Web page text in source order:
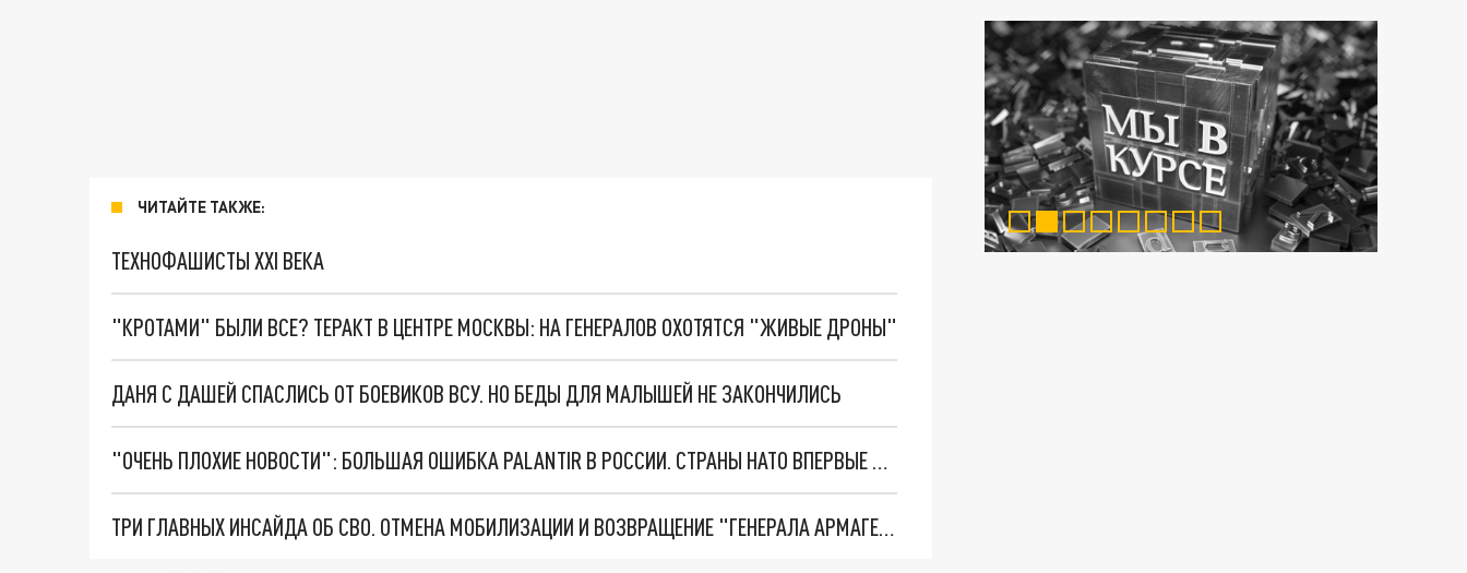
ЧИТАЙТЕ ТАКЖЕ:
ТЕХНОФАШИСТЫ XXI ВЕКА
"КРОТАМИ" БЫЛИ ВСЕ? ТЕРАКТ В ЦЕНТРЕ МОСКВЫ: НА ГЕНЕРАЛОВ ОХОТЯТСЯ "ЖИВЫЕ ДРОНЫ"
ДАНЯ С ДАШЕЙ СПАСЛИСЬ ОТ БОЕВИКОВ ВСУ. НО БЕДЫ ДЛЯ МАЛЫШЕЙ НЕ ЗАКОНЧИЛИСЬ
"ОЧЕНЬ ПЛОХИЕ НОВОСТИ": БОЛЬШАЯ ОШИБКА PALANTIR В РОССИИ. СТРАНЫ НАТО ВПЕРВЫЕ ЗА СВО ОСТАНОВИЛИ ПОСТАВКИ ОРУЖИЯ. ВСУ ТЕРЯЮТ ПРИГРАНИЧЬЕ?
ТРИ ГЛАВНЫХ ИНСАЙДА ОБ СВО. ОТМЕНА МОБИЛИЗАЦИИ И ВОЗВРАЩЕНИЕ "ГЕНЕРАЛА АРМАГЕДДОНА"? ОТЛИЧНЫЕ НОВОСТИ, КОТОРЫЕ ЖДАЛИ ВСЕ